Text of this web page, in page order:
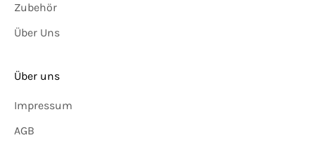
Zubehör
Über Uns
Über uns
Impressum
AGB